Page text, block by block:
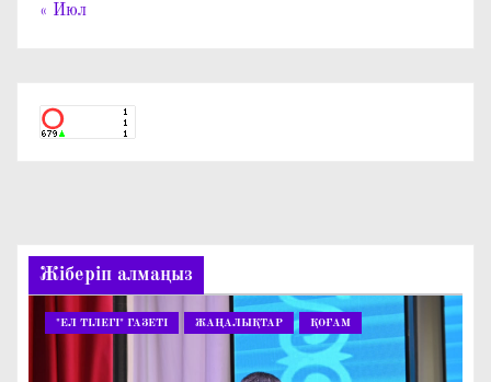
« Июл
Жіберіп алмаңыз
"ЕЛ ТІЛЕГІ" ГАЗЕТІ ЖАҢАЛЫҚТАР ҚОҒАМ